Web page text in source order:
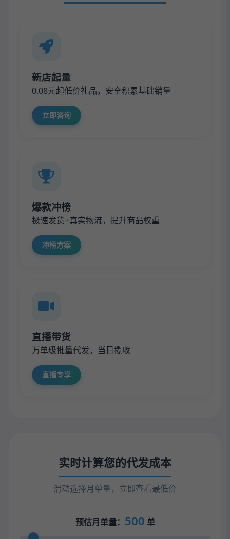
新店起量
0.08元起低价礼品，安全积累基础销量
立即咨询
爆款冲榜
极速发货+真实物流，提升商品权重
冲榜方案
直播带货
万单级批量代发，当日揽收
直播专享
实时计算您的代发成本
滑动选择月单量，立即查看最低价
预估月单量： 500 单